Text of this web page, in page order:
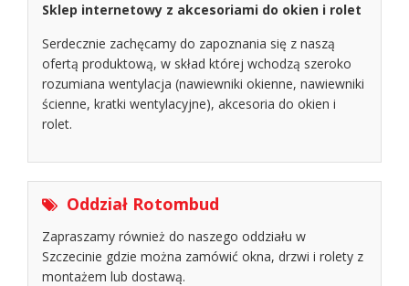
Sklep internetowy z akcesoriami do okien i rolet
Serdecznie zachęcamy do zapoznania się z naszą
ofertą produktową, w skład której wchodzą szeroko
rozumiana wentylacja (nawiewniki okienne, nawiewniki
ścienne, kratki wentylacyjne), akcesoria do okien i
rolet.
Oddział Rotombud
Zapraszamy również do naszego oddziału w
Szczecinie gdzie można zamówić okna, drzwi i rolety z
montażem lub dostawą.